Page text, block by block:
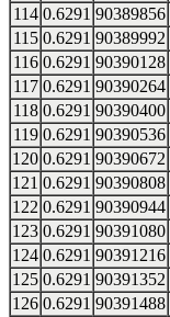
114 0.6291 90389856
115 0.6291 90389992
116 0.6291 90390128
117 0.6291 90390264
118 0.6291 90390400
119 0.6291 90390536
120 0.6291 90390672
121 0.6291 90390808
122 0.6291 90390944
123 0.6291 90391080
124 0.6291 90391216
125 0.6291 90391352
126 0.6291 90391488